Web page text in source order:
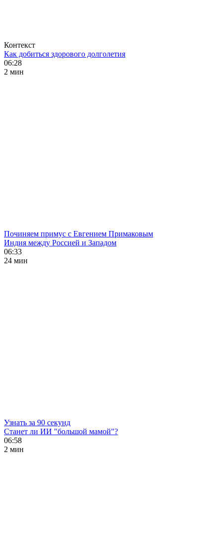
Контекст
Как добиться здорового долголетия
06:28
2 мин
Починяем примус с Евгением Примаковым
Индия между Россией и Западом
06:33
24 мин
Узнать за 90 секунд
Станет ли ИИ "большой мамой"?
06:58
2 мин